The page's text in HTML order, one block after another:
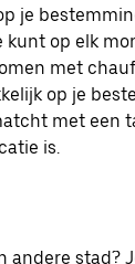
je
kunt op elk
met
op je
met een
is.
andere stad?